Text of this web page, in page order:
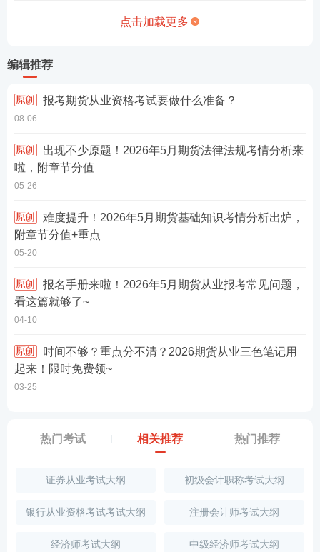
点击加载更多
编辑推荐
报考期货从业资格考试要做什么准备？
08-06
啦，附章节分值
05-26
附章节分值+重点
05-20
看这篇就够了~
04-10
起来！限时免费领~
03-25
热门考试 相关推荐 热门推荐
证券从业考试大纲 初级会计职称考试大纲
银行从业资格考试考试大纲 注册会计师考试大纲
经济师考试大纲 中级经济师考试大纲